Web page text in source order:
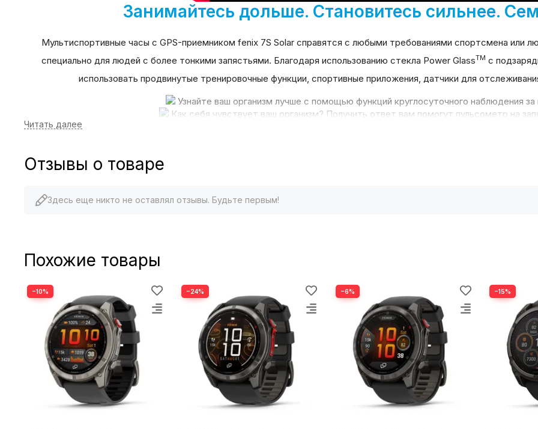
Занимайтесь дольше. Становитесь сильнее.
Мультиспортивные часы с GPS-приемником fenix 7S Solar справятся с любыми требованиями спортсмена или
специально для людей с более тонкими запястьями. Благодаря использованию стекла Power GlassTM с
использовать продвинутые тренировочные функции, спортивные приложения, датчики для
Узнайте ваш организм лучше с помощью функций круглосуточного наблюдения
Как себя чувствует ваш организм? Получить ответ вам помогут пульсометр на
Делайте больше. Заряжайте реже.
Надежная конструкция
Отзывы о товаре
Здесь еще никто не оставлял отзывы. Будьте первым!
Похожие товары
−10% −24% −6% −15%